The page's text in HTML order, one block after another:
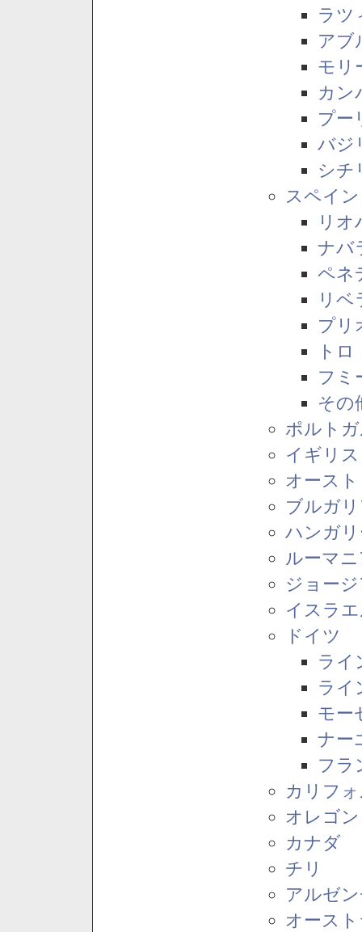
ラツ
アブ
モリ
カン
プー
バジ
シチ
スペイン
リオ
ナバ
ペネ
リベ
プリ
トロ
フミ
その
ポルト
イギリス
オース
ブルガ
ハンガ
ルーマ
ジョー
イスラ
ドイツ
ライ
ライ
モー
ナー
フラ
カリフ
オレゴ
カナダ
チリ
アルゼ
オース